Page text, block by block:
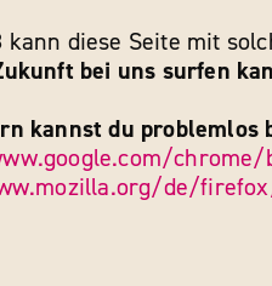
kann diese Seite mit
bei uns surfen
kannst du problemlos
de/